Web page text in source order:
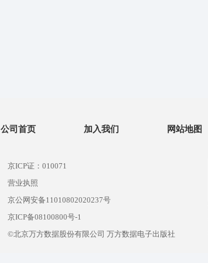
公司首页 加入我们 网站地图
京ICP证：010071
营业执照
京公网安备11010802020237号
京ICP备08100800号-1
©北京万方数据股份有限公司 万方数据电子出版社